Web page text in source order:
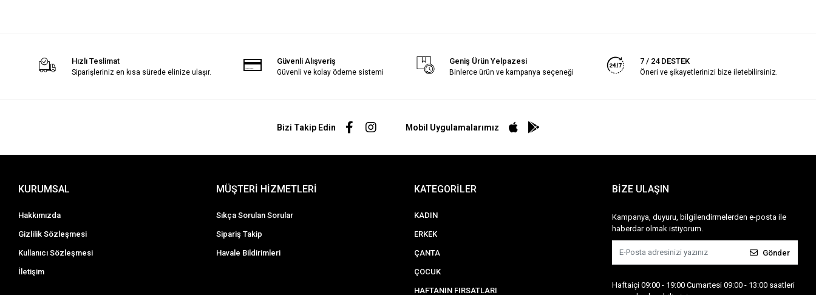
Hızlı Teslimat
Siparişleriniz en kısa sürede elinize ulaşır.
Güvenli Alışveriş
Güvenli ve kolay ödeme sistemi
Geniş Ürün Yelpazesi
Binlerce ürün ve kampanya seçeneği
7 / 24 DESTEK
Öneri ve şikayetlerinizi bize iletebilirsiniz.
Bizi Takip Edin Mobil Uygulamalarımız
KURUMSAL
Hakkımızda
Gizlilik Sözleşmesi
Kullanıcı Sözleşmesi
İletişim
MÜŞTERİ HİZMETLERİ
Sıkça Sorulan Sorular
Sipariş Takip
Havale Bildirimleri
KATEGORİLER
KADIN
ERKEK
ÇANTA
ÇOCUK
HAFTANIN FIRSATLARI
BİZE ULAŞIN
Kampanya, duyuru, bilgilendirmelerden e-posta ile
haberdar olmak istiyorum.
Gönder
Haftaiçi 09:00 - 19:00 Cumartesi 09:00 - 13:00 saatleri